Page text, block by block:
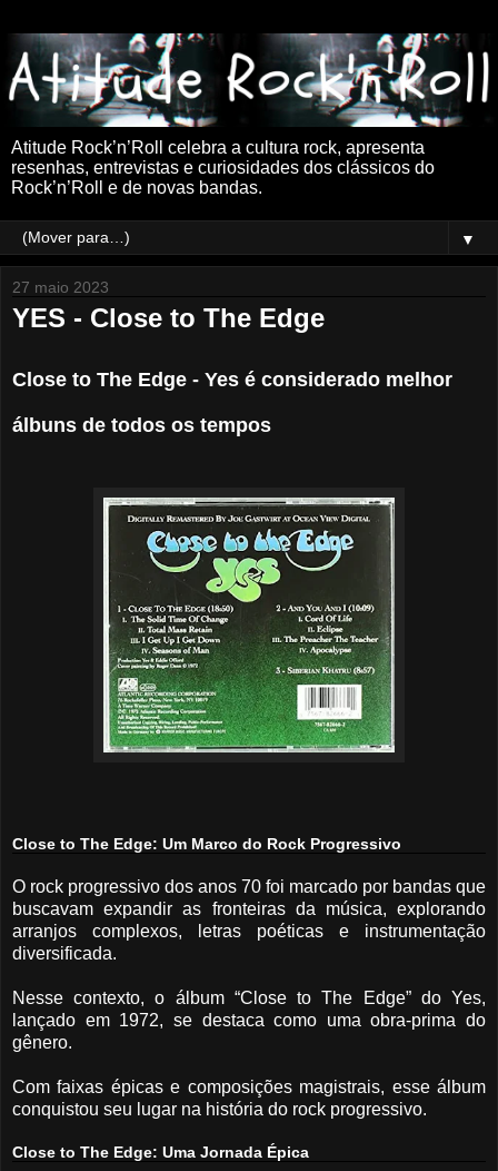
Atitude Rock’n’Roll celebra a cultura rock, apresenta
resenhas, entrevistas e curiosidades dos clássicos do
Rock’n’Roll e de novas bandas.
▼
27 maio 2023
YES - Close to The Edge
Close to The Edge - Yes é considerado melhor
álbuns de todos os tempos
Close to The Edge: Um Marco do Rock Progressivo
O rock progressivo dos anos 70 foi marcado por bandas que
buscavam expandir as fronteiras da música, explorando
arranjos complexos, letras poéticas e instrumentação
diversificada.
Nesse contexto, o álbum “Close to The Edge” do Yes,
lançado em 1972, se destaca como uma obra-prima do
gênero.
Com faixas épicas e composições magistrais, esse álbum
conquistou seu lugar na história do rock progressivo.
Close to The Edge: Uma Jornada Épica